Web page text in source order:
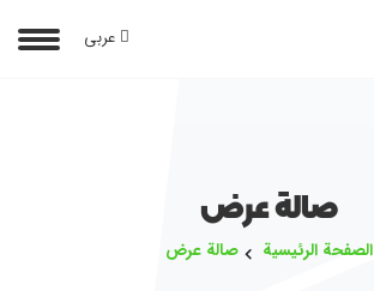
عربی
صالة عرض
الصفحة الرئيسية صالة عرض